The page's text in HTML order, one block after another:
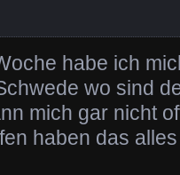
habe ich
wo sind
mich gar nicht
haben das